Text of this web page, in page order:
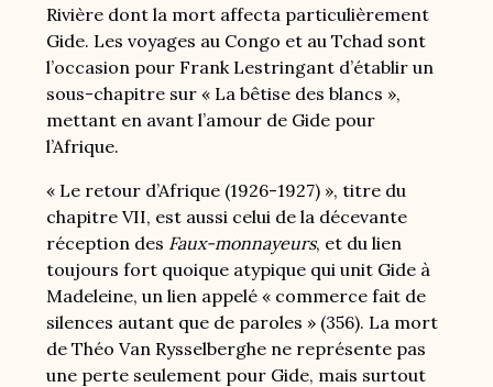
Rivière dont la mort affecta particulièrement
Gide. Les voyages au Congo et au Tchad sont
l’occasion pour Frank Lestringant d’établir un
sous-chapitre sur « La bêtise des blancs »,
mettant en avant l’amour de Gide pour
l’Afrique.
« Le retour d’Afrique (1926-1927) », titre du
chapitre VII, est aussi celui de la décevante
réception des Faux-monnayeurs, et du lien
toujours fort quoique atypique qui unit Gide à
Madeleine, un lien appelé « commerce fait de
silences autant que de paroles » (356). La mort
de Théo Van Rysselberghe ne représente pas
une perte seulement pour Gide, mais surtout